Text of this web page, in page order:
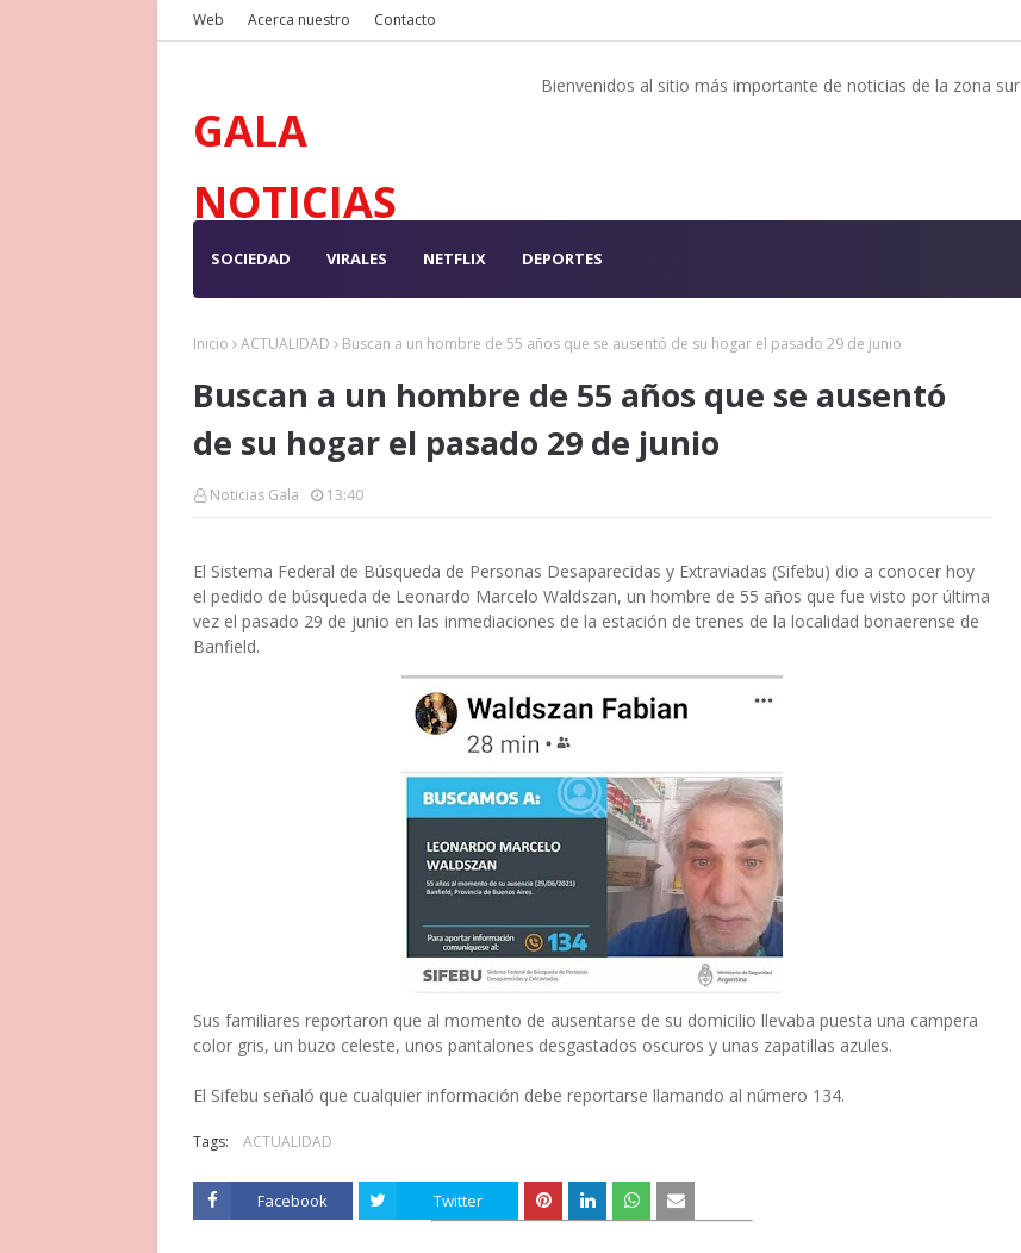
Web Acerca nuestro Contacto
GALA
NOTICIAS
Bienvenidos al sitio más importante de noticias de la zona sur
SOCIEDAD VIRALES NETFLIX DEPORTES
Inicio ACTUALIDAD Buscan a un hombre de 55 años que se ausentó de su hogar el pasado 29 de junio
Buscan a un hombre de 55 años que se ausentó
de su hogar el pasado 29 de junio
Noticias Gala 13:40
El Sistema Federal de Búsqueda de Personas Desaparecidas y Extraviadas (Sifebu) dio a conocer hoy
el pedido de búsqueda de Leonardo Marcelo Waldszan, un hombre de 55 años que fue visto por última
vez el pasado 29 de junio en las inmediaciones de la estación de trenes de la localidad bonaerense de
Banfield.
Sus familiares reportaron que al momento de ausentarse de su domicilio llevaba puesta una campera
color gris, un buzo celeste, unos pantalones desgastados oscuros y unas zapatillas azules.
El Sifebu señaló que cualquier información debe reportarse llamando al número 134.
Tags: ACTUALIDAD
Facebook Twitter